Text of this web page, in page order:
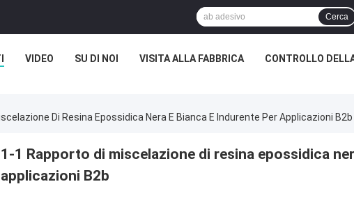
Cerca
VIDEO SU DI NOI VISITA ALLA FABBRICA CONTROLLO
Di Resina Epossidica Nera E Bianca E Indurente Per Applicazioni B2b
1-1 Rapporto di miscelazione di resina epossidica
applicazioni B2b